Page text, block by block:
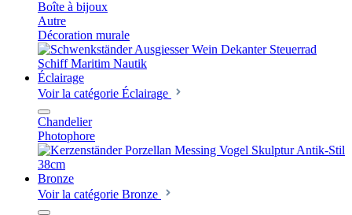
Boîte à bijoux
Autre
Décoration murale
Éclairage
Voir la catégorie Éclairage
Chandelier
Photophore
Bronze
Voir la catégorie Bronze